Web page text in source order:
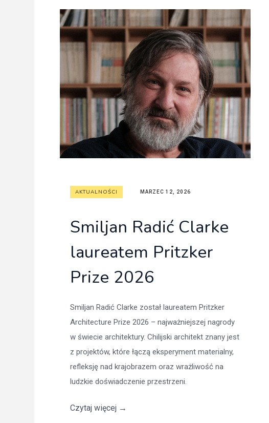
AKTUALNOŚCI MARZEC 12, 2026
Smiljan Radić Clarke
laureatem Pritzker
Prize 2026
Smiljan Radić Clarke został laureatem Pritzker
Architecture Prize 2026 – najważniejszej nagrody
w świecie architektury. Chilijski architekt znany jest
z projektów, które łączą eksperyment materialny,
refleksję nad krajobrazem oraz wrażliwość na
ludzkie doświadczenie przestrzeni.
Czytaj więcej →